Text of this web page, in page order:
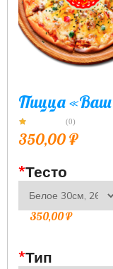
Пицца «Ваш
(0)
350,00₽
*Тесто
350,00₽
*Тип